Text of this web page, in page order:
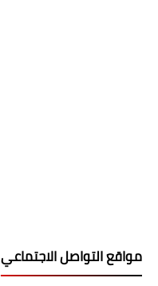
مواقع التواصل الاجتماعي